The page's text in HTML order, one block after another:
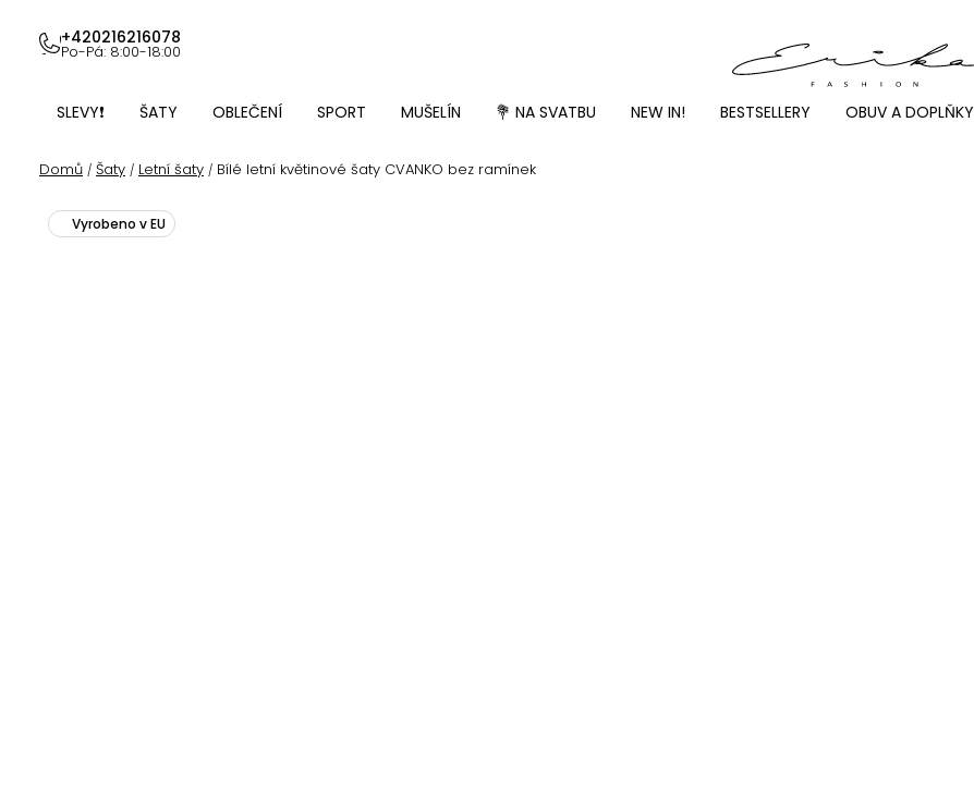
obsah
+420216216078
Po-Pá: 8:00-18:00
SLEVY❗ ŠATY OBLEČENÍ SPORT MUŠELÍN 💐 NA SVATBU NEW IN! BESTSELLERY OBUV A DOPLŇKY
Domů / Šaty / Letní šaty / Bílé letní květinové šaty CVANKO bez ramínek
Vyrobeno v EU